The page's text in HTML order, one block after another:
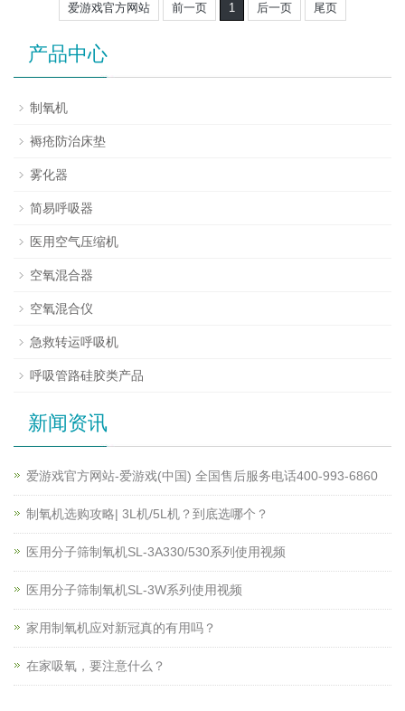
爱游戏官方网站 前一页 1 后一页 尾页
产品中心
制氧机
褥疮防治床垫
雾化器
简易呼吸器
医用空气压缩机
空氧混合器
空氧混合仪
急救转运呼吸机
呼吸管路硅胶类产品
新闻资讯
爱游戏官方网站-爱游戏(中国) 全国售后服务电话400-993-6860
制氧机选购攻略| 3L机/5L机？到底选哪个？
医用分子筛制氧机SL-3A330/530系列使用视频
医用分子筛制氧机SL-3W系列使用视频
家用制氧机应对新冠真的有用吗？
在家吸氧，要注意什么？